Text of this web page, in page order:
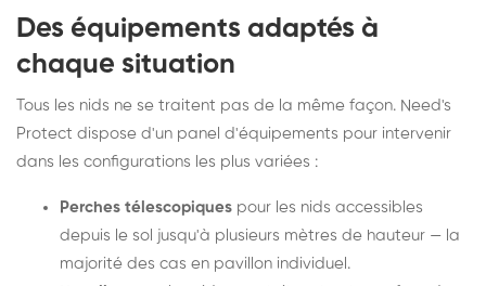
Des équipements adaptés à
chaque situation
Tous les nids ne se traitent pas de la même façon. Need's
Protect dispose d'un panel d'équipements pour intervenir
dans les configurations les plus variées :
Perches télescopiques pour les nids accessibles
depuis le sol jusqu'à plusieurs mètres de hauteur — la
majorité des cas en pavillon individuel.